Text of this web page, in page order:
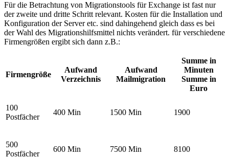
Für die Betrachtung von Migrationstools für Exchange ist fast nur
der zweite und dritte Schritt relevant. Kosten für die Installation und
Konfiguration der Server etc. sind dahingehend gleich dass es bei
der Wahl des Migrationshilfsmittel nichts verändert. für verschiedene
Firmengrößen ergibt sich dann z.B.:
Firmengröße
Aufwand
Verzeichnis
Aufwand
Mailmigration
Summe in
Minuten
Summe in
Euro
100
Postfächer
400 Min 1500 Min 1900
500
Postfächer
600 Min 7500 Min 8100